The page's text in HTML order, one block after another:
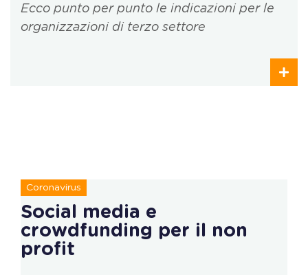
Ecco punto per punto le indicazioni per le
organizzazioni di terzo settore
Coronavirus
Social media e
crowdfunding per il non
profit